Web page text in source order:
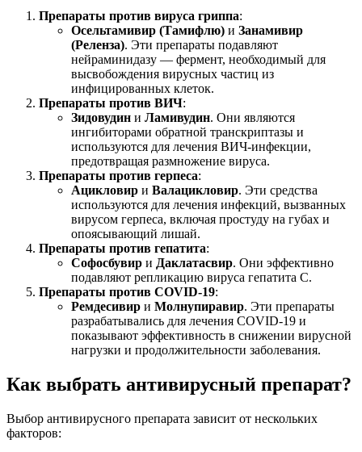
Препараты против вируса гриппа:
Осельтамивир (Тамифлю) и Занамивир
(Реленза). Эти препараты подавляют
нейраминидазу — фермент, необходимый для
высвобождения вирусных частиц из
инфицированных клеток.
Препараты против ВИЧ:
Зидовудин и Ламивудин. Они являются
ингибиторами обратной транскриптазы и
используются для лечения ВИЧ-инфекции,
предотвращая размножение вируса.
Препараты против герпеса:
Ацикловир и Валацикловир. Эти средства
используются для лечения инфекций, вызванных
вирусом герпеса, включая простуду на губах и
опоясывающий лишай.
Препараты против гепатита:
Софосбувир и Даклатасвир. Они эффективно
подавляют репликацию вируса гепатита C.
Препараты против COVID-19:
Ремдесивир и Молнупиравир. Эти препараты
разрабатывались для лечения COVID-19 и
показывают эффективность в снижении вирусной
нагрузки и продолжительности заболевания.
Как выбрать антивирусный препарат?
Выбор антивирусного препарата зависит от нескольких
факторов: